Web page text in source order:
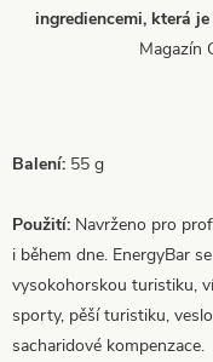
ingrediencemi, která
Magazín
Balení: 55 g
Použití: Navrženo pro
i během dne. EnergyBar
vysokohorskou turistiku,
sporty, pěší turistiku,
sacharidové kompenzace.